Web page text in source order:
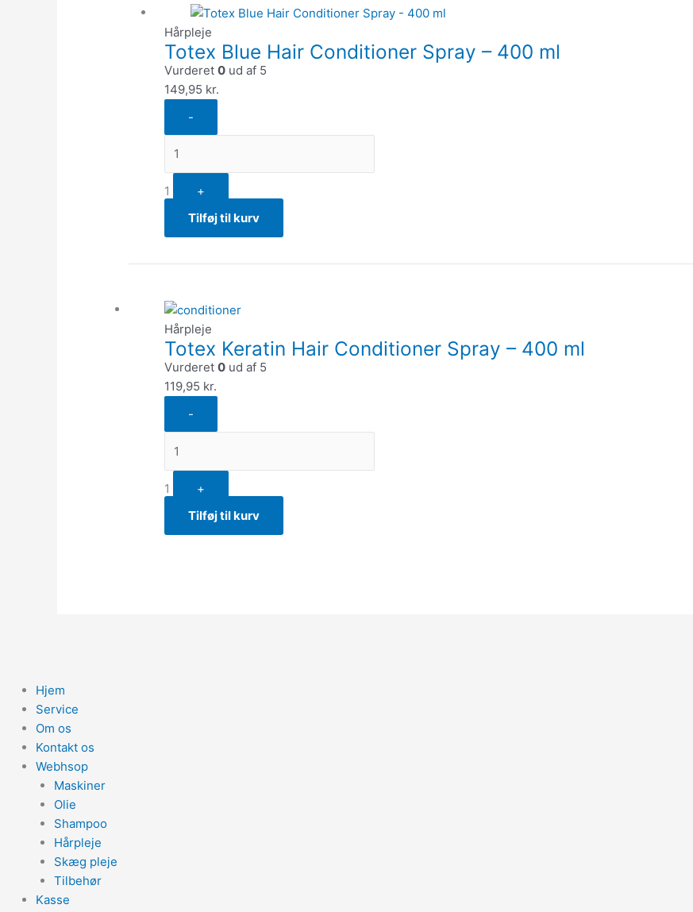
Hårpleje
Totex Blue Hair Conditioner Spray – 400 ml
Vurderet 0 ud af 5
149,95 kr.
-
1
+
Tilføj til kurv
Hårpleje
Totex Keratin Hair Conditioner Spray – 400 ml
Vurderet 0 ud af 5
119,95 kr.
-
1
+
Tilføj til kurv
Hjem
Service
Om os
Kontakt os
Webhsop
Maskiner
Olie
Shampoo
Hårpleje
Skæg pleje
Tilbehør
Kasse